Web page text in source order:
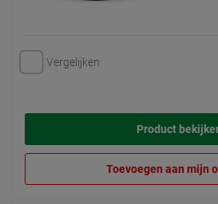
Vergelijken
Product
Toevoegen aan mijn